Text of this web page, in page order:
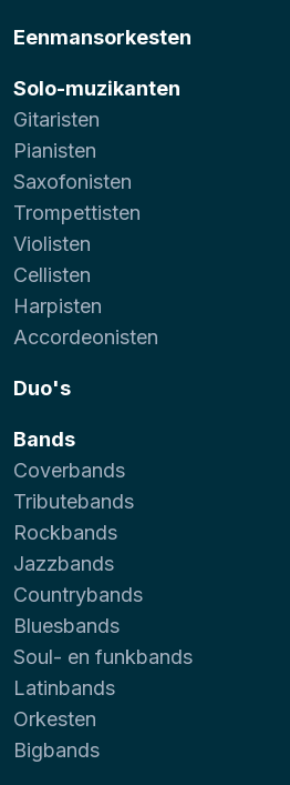
Eenmansorkesten
Solo-muzikanten
Gitaristen
Pianisten
Saxofonisten
Trompettisten
Violisten
Cellisten
Harpisten
Accordeonisten
Duo's
Bands
Coverbands
Tributebands
Rockbands
Jazzbands
Countrybands
Bluesbands
Soul- en funkbands
Latinbands
Orkesten
Bigbands